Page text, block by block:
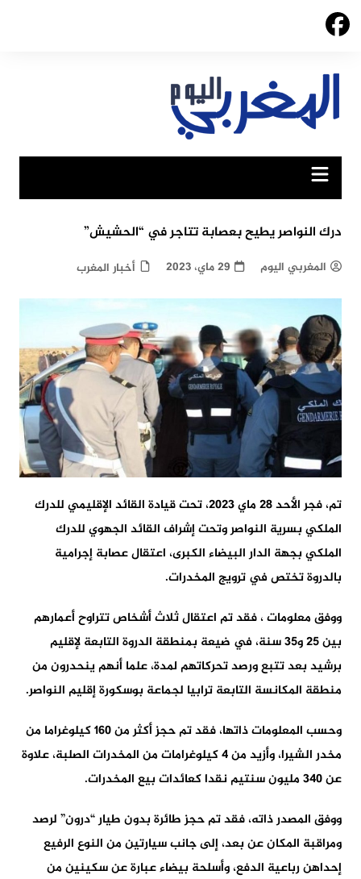
Skip
درك النواصر يطيح بعصابة تتاجر في “الحشيش”
المغربي اليوم 29 ماي، 2023 أخبار المغرب
تم، فجر الأحد 28 ماي 2023، تحت قيادة القائد الإقليمي للدرك
الملكي بسرية النواصر وتحت إشراف القائد الجهوي للدرك
الملكي بجهة الدار البيضاء الكبرى، اعتقال عصابة إجرامية
بالدروة تختص في ترويج المخدرات.
ووفق معلومات ، فقد تم اعتقال ثلاث أشخاص تتراوح أعمارهم
بين 25 و35 سنة، في ضيعة بمنطقة الدروة التابعة لإقليم
برشيد بعد تتبع ورصد تحركاتهم لمدة، علما أنهم ينحدرون من
منطقة المكانسة التابعة ترابيا لجماعة بوسكورة إقليم النواصر.
وحسب المعلومات ذاتها، فقد تم حجز أكثر من 160 كيلوغراما من
مخدر الشيرا، وأزيد من 4 كيلوغرامات من المخدرات الصلبة، علاوة
عن 340 مليون سنتيم نقدا كعائدات بيع المخدرات.
ووفق المصدر ذاته، فقد تم حجز طائرة بدون طيار “درون” لرصد
ومراقبة المكان عن بعد، إلى جانب سيارتين من النوع الرفيع
إحداهن رباعية الدفع، وأسلحة بيضاء عبارة عن سكينين من